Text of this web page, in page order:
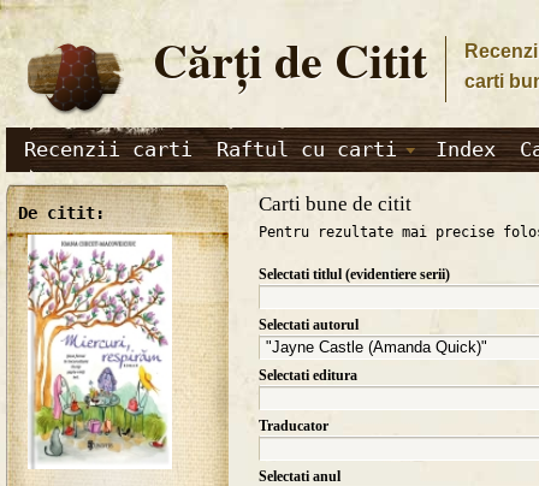
Cărţi de Citit
carti
Recenzii carti Raftul cu carti Index
De citit: Carti bune de citit
Pentru rezultate mai precise
Selectati titlul (evidentiere serii)
Selectati autorul
Selectati editura
Traducator
Selectati anul